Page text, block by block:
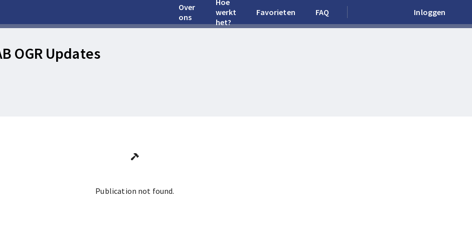
Over
ons
Hoe
werkt
het?
Favorieten FAQ Inloggen
OGR Updates
Publication not found.